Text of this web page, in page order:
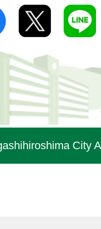
City